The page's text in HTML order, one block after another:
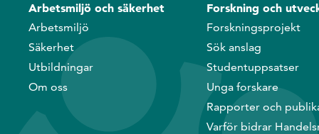
Arbetsmiljö och säkerhet
Arbetsmiljö
Säkerhet
Utbildningar
Om oss
Forskning och
Forskningsprojekt
Sök anslag
Studentuppsatser
Unga forskare
Rapporter och
Varför bidrar